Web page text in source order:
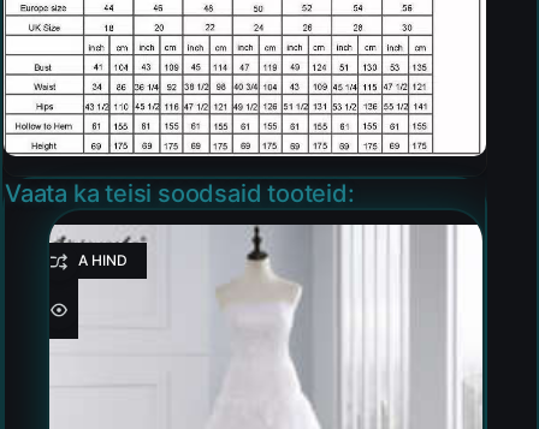
Vaata ka teisi soodsaid tooteid:
HEA HIND